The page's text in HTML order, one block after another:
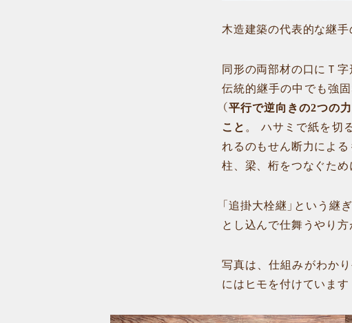
木造建築の代表的な継手
同形の両部材の口にＴ
伝統的継手の中でも強
（平行で逆向きの2つの
こと 。 ハサミで紙を切
れるのもせん断力による
柱、梁、桁をつなぐため
「追掛大栓継」という
とし込んで仕舞うやり方
写真は、仕組みがわか
にはヒモを付けています